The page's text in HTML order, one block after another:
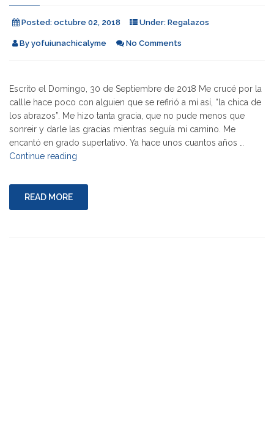
Posted: octubre 02, 2018 Under: Regalazos
By yofuiunachicalyme No Comments
Escrito el Domingo, 30 de Septiembre de 2018 Me crucé por la
callle hace poco con alguien que se refirió a mí así, “la chica de
los abrazos”. Me hizo tanta gracia, que no pude menos que
sonreir y darle las gracias mientras seguía mi camino. Me
encantó en grado superlativo. Ya hace unos cuantos años …
Continue reading
de
Abrazos"
READ MORE